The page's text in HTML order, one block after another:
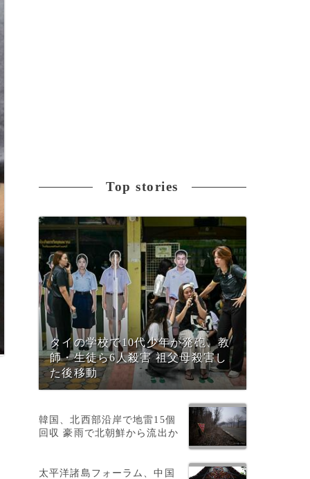
Top stories
タイの学校で10代少年が発砲、教
師・生徒ら6人殺害 祖父母殺害し
た後移動
韓国、北西部沿岸で地雷15個
回収 豪雨で北朝鮮から流出か
太平洋諸島フォーラム、中国